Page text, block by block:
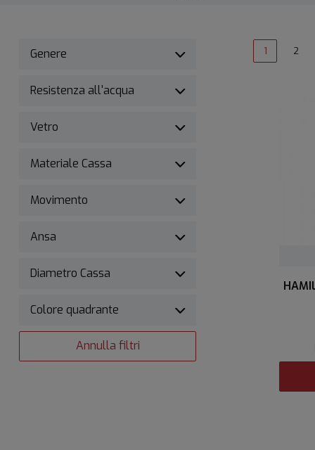
Genere
Resistenza all'acqua
Vetro
Materiale Cassa
Movimento
Ansa
Diametro Cassa
Colore quadrante
Annulla filtri
1 2